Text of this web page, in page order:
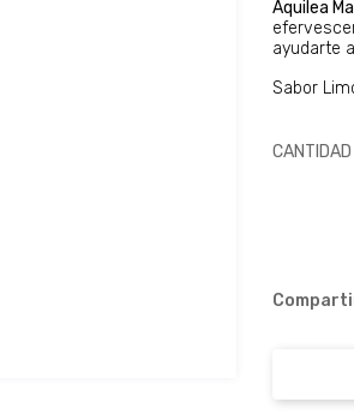
Aquilea
ayudarte
Sabor
CANTIDAD